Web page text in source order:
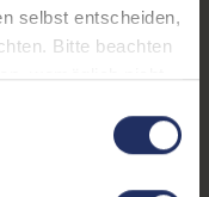
selbst entscheiden,
Bitte beachten
womöglich nicht